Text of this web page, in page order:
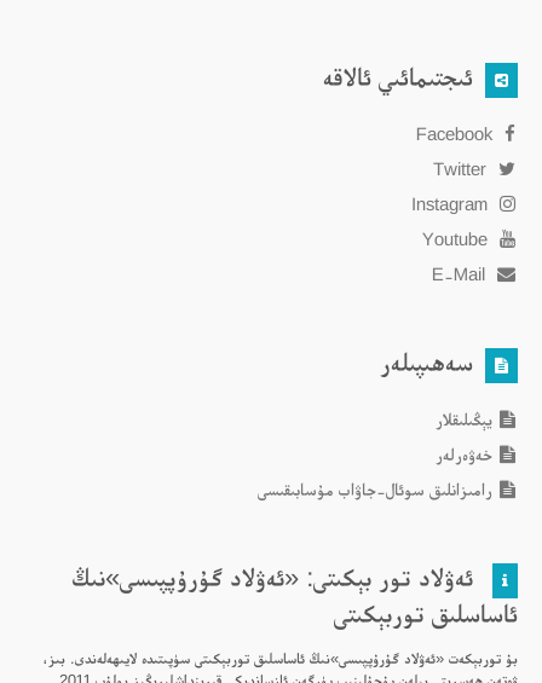
ئىجتىمائىي ئالاقە
سەھىپىلەر
يېڭىلىقلار
خەۋەرلەر
رامىزانلىق سوئال-جاۋاب مۇسابىقىسى
ئەۋلاد تور بېكىتى: «ئەۋلاد گۇرۇپپىسى»نىڭ
ئاساسلىق توربېكىتى
بۇ توربېكەت «ئەۋلاد گۇرۇپپىسى»نىڭ ئاساسلىق توربېكىتى سۈپىتىدە لايىھەلەندى. بىز،